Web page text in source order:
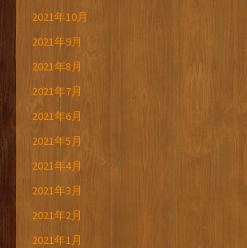
2021年10月
2021年9月
2021年8月
2021年7月
2021年6月
2021年5月
2021年4月
2021年3月
2021年2月
2021年1月